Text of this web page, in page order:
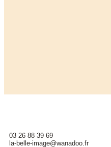
03 26 88 39 69
la-belle-image@wanadoo.fr